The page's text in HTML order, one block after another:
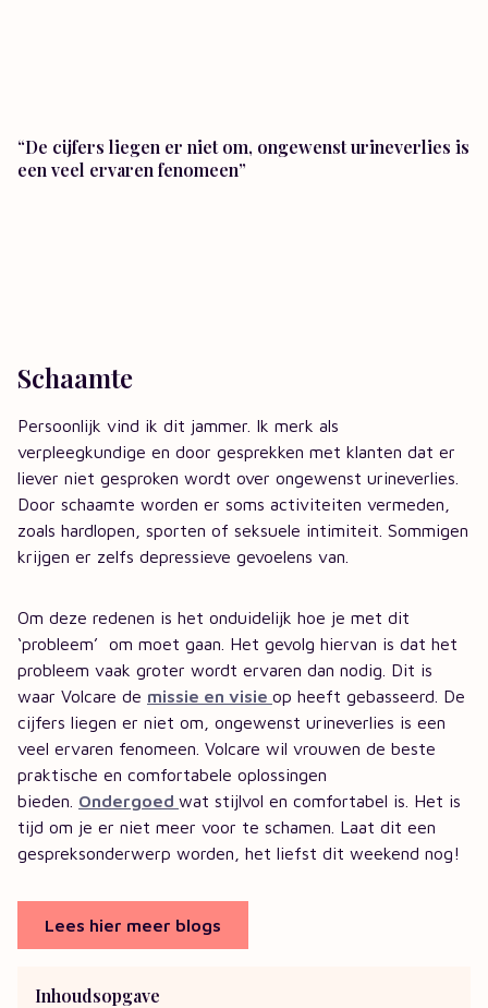
“De cijfers liegen er niet om, ongewenst urineverlies is
een veel ervaren fenomeen”
Schaamte
Persoonlijk vind ik dit jammer. Ik merk als
verpleegkundige en door gesprekken met klanten dat er
liever niet gesproken wordt over ongewenst urineverlies.
Door schaamte worden er soms activiteiten vermeden,
zoals hardlopen, sporten of seksuele intimiteit. Sommigen
krijgen er zelfs depressieve gevoelens van.
Om deze redenen is het onduidelijk hoe je met dit
‘probleem’ om moet gaan. Het gevolg hiervan is dat het
probleem vaak groter wordt ervaren dan nodig. Dit is
waar Volcare de missie en visie op heeft gebasseerd. De
cijfers liegen er niet om, ongewenst urineverlies is een
veel ervaren fenomeen. Volcare wil vrouwen de beste
praktische en comfortabele oplossingen
bieden. Ondergoed wat stijlvol en comfortabel is. Het is
tijd om je er niet meer voor te schamen. Laat dit een
gespreksonderwerp worden, het liefst dit weekend nog!
Lees hier meer blogs
Inhoudsopgave